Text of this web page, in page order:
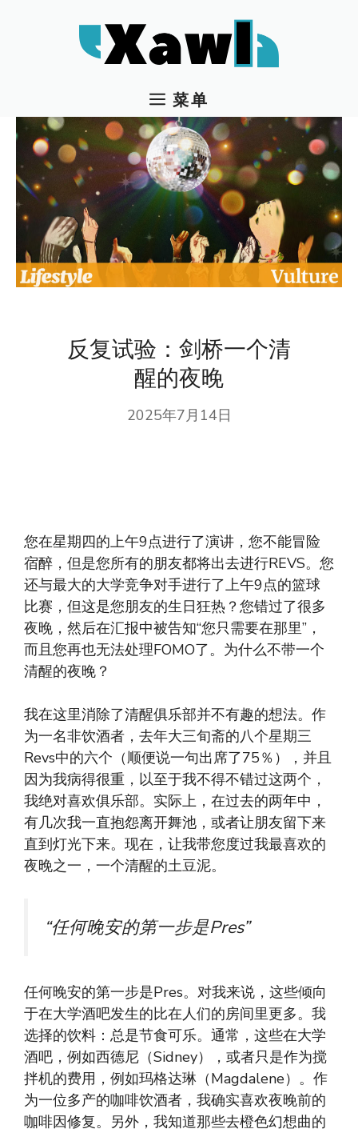
菜单
反复试验：剑桥一个清
醒的夜晚
2025年7月14日
您在星期四的上午9点进行了演讲，您不能冒险
宿醉，但是您所有的朋友都将出去进行REVS。您
还与最大的大学竞争对手进行了上午9点的篮球
比赛，但这是您朋友的生日狂热？您错过了很多
夜晚，然后在汇报中被告知“您只需要在那里”，
而且您再也无法处理FOMO了。为什么不带一个
清醒的夜晚？
我在这里消除了清醒俱乐部并不有趣的想法。作
为一名非饮酒者，去年大三旬斋的八个星期三
Revs中的六个（顺便说一句出席了75％），并且
因为我病得很重，以至于我不得不错过这两个，
我绝对喜欢俱乐部。实际上，在过去的两年中，
有几次我一直抱怨离开舞池，或者让朋友留下来
直到灯光下来。现在，让我带您度过我最喜欢的
夜晚之一，一个清醒的土豆泥。
“任何晚安的第一步是Pres”
任何晚安的第一步是Pres。对我来说，这些倾向
于在大学酒吧发生的比在人们的房间里更多。我
选择的饮料：总是节食可乐。通常，这些在大学
酒吧，例如西德尼（Sidney），或者只是作为搅
拌机的费用，例如玛格达琳（Magdalene）。作
为一位多产的咖啡饮酒者，我确实喜欢夜晚前的
咖啡因修复。另外，我知道那些去橙色幻想曲的